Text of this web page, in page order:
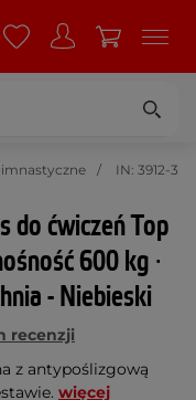
IN: 3912-3
do ćwiczeń Top
600 kg ∙
- Niebieski
recenzji
z antypoślizgową
więcej